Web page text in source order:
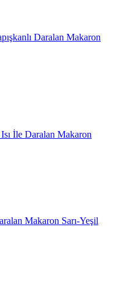
Daralan Makaron
İle Daralan Makaron
Makaron Sarı-Yeşil